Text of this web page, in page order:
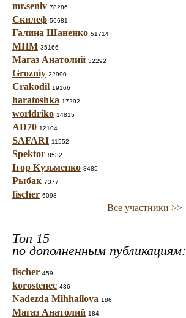
mr.seniv 78286
Скилеф 56681
Галина Шаненко 51714
МНМ 35166
Магаз Анатолий 32292
Grozniy 22990
Crakodil 19166
haratoshka 17292
worldriko 14815
AD70 12104
SAFARI 11552
Spektor 8532
Ігор Кузьменко 8485
Рыбак 7377
fischer 6098
Все участники >>
Топ 15
по дополненным публикациям:
fischer 459
korostenec 436
Nadezda Mihhailova 186
Магаз Анатолий 184